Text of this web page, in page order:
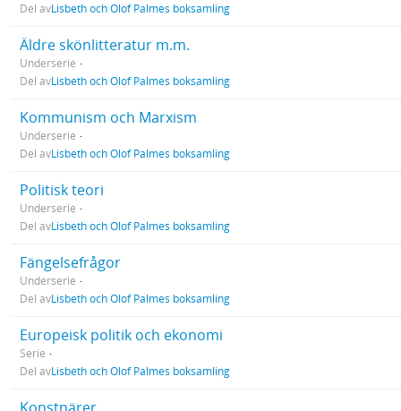
Del avLisbeth och Olof Palmes boksamling
Äldre skönlitteratur m.m.
Underserie
Del avLisbeth och Olof Palmes boksamling
Kommunism och Marxism
Underserie
Del avLisbeth och Olof Palmes boksamling
Politisk teori
Underserie
Del avLisbeth och Olof Palmes boksamling
Fängelsefrågor
Underserie
Del avLisbeth och Olof Palmes boksamling
Europeisk politik och ekonomi
Serie
Del avLisbeth och Olof Palmes boksamling